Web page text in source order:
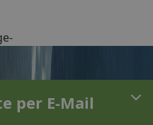
per E-Mail